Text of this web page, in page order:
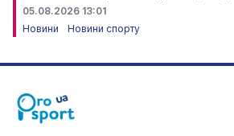
05.08.2026 13:01
Новини
Новини спорту